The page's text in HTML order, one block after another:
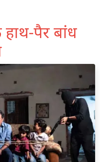
पैर बांध